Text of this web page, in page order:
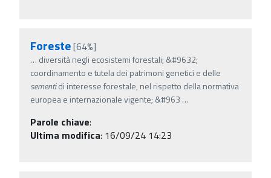
Foreste[64%]
… diversità negli ecosistemi forestali; &#9632;
coordinamento e tutela dei patrimoni genetici e delle
sementidi interesse forestale, nel rispetto della normativa
europea e internazionale vigente; &#963 …
Parole chiave:
Ultima modifica: 16/09/24 14:23